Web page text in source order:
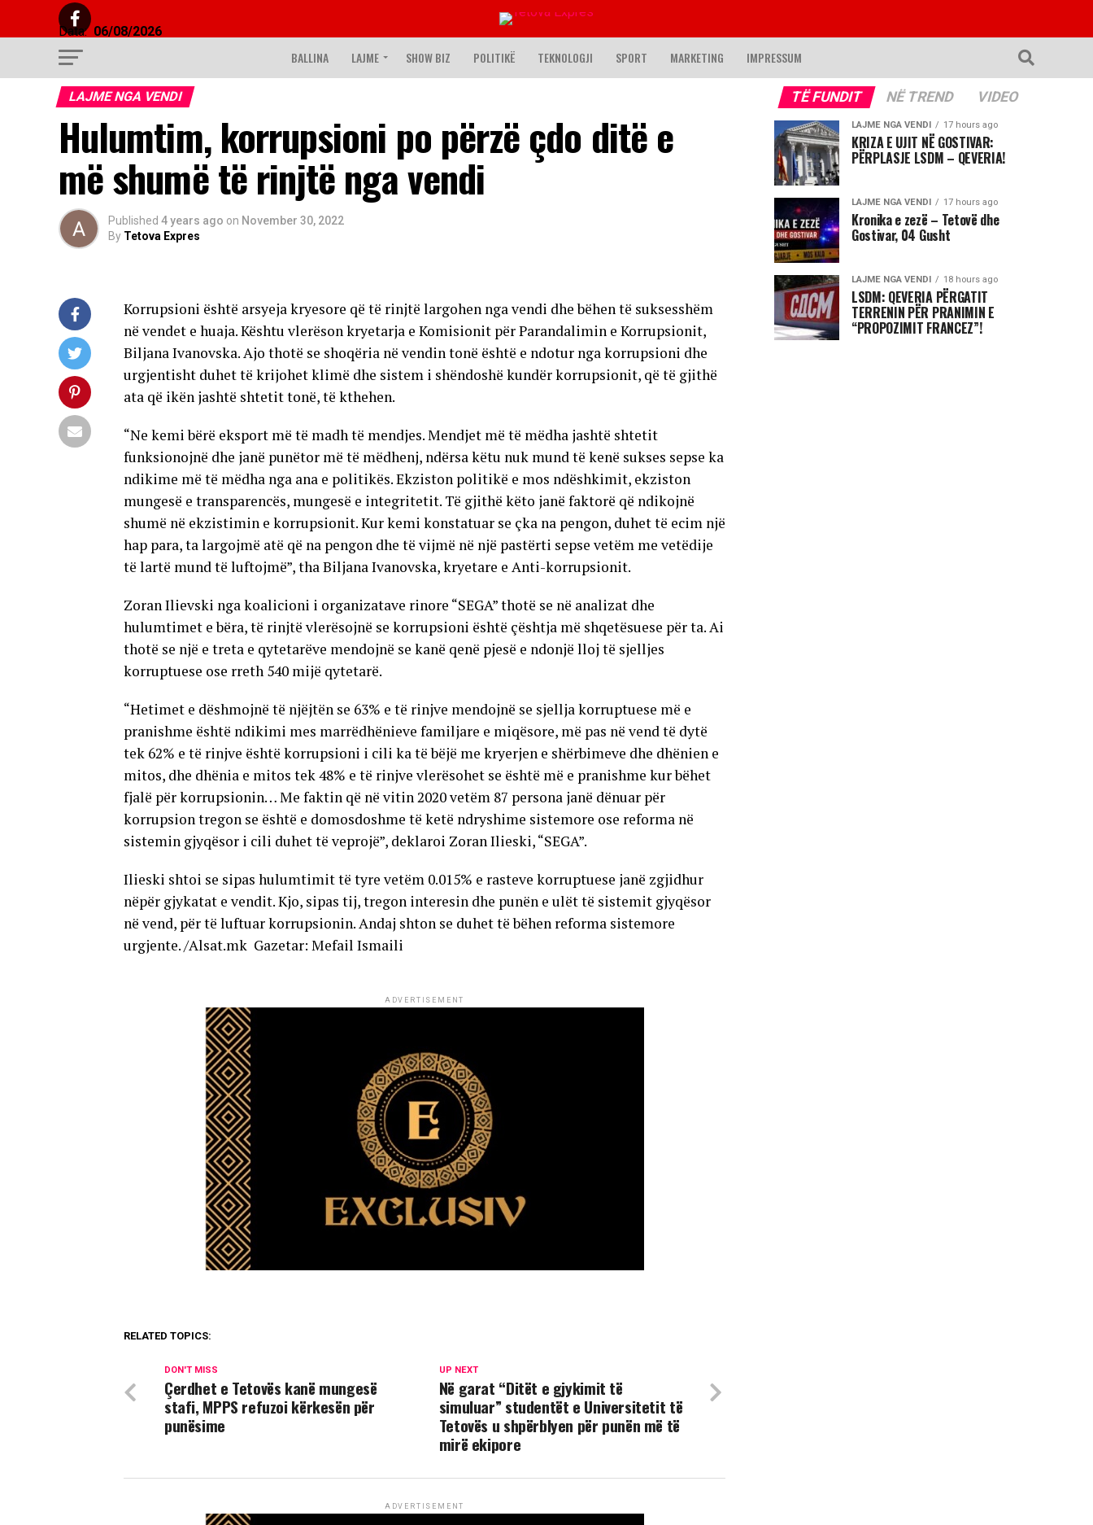
Data: 06/08/2026
BALLINA LAJME SHOW BIZ POLITIKË TEKNOLOGJI SPORT MARKETING IMPRESSUM
LAJME NGA VENDI
Hulumtim, korrupsioni po përzë çdo ditë e
më shumë të rinjtë nga vendi
Published 4 years ago on November 30, 2022
By Tetova Expres
Korrupsioni është arsyeja kryesore që të rinjtë largohen nga vendi dhe bëhen të suksesshëm
në vendet e huaja. Kështu vlerëson kryetarja e Komisionit për Parandalimin e Korrupsionit,
Biljana Ivanovska. Ajo thotë se shoqëria në vendin tonë është e ndotur nga korrupsioni dhe
urgjentisht duhet të krijohet klimë dhe sistem i shëndoshë kundër korrupsionit, që të gjithë
ata që ikën jashtë shtetit tonë, të kthehen.
“Ne kemi bërë eksport më të madh të mendjes. Mendjet më të mëdha jashtë shtetit
funksionojnë dhe janë punëtor më të mëdhenj, ndërsa këtu nuk mund të kenë sukses sepse ka
ndikime më të mëdha nga ana e politikës. Ekziston politikë e mos ndëshkimit, ekziston
mungesë e transparencës, mungesë e integritetit. Të gjithë këto janë faktorë që ndikojnë
shumë në ekzistimin e korrupsionit. Kur kemi konstatuar se çka na pengon, duhet të ecim një
hap para, ta largojmë atë që na pengon dhe të vijmë në një pastërti sepse vetëm me vetëdije
të lartë mund të luftojmë”, tha Biljana Ivanovska, kryetare e Anti-korrupsionit.
Zoran Ilievski nga koalicioni i organizatave rinore “SEGA” thotë se në analizat dhe
hulumtimet e bëra, të rinjtë vlerësojnë se korrupsioni është çështja më shqetësuese për ta. Ai
thotë se një e treta e qytetarëve mendojnë se kanë qenë pjesë e ndonjë lloj të sjelljes
korruptuese ose rreth 540 mijë qytetarë.
“Hetimet e dëshmojnë të njëjtën se 63% e të rinjve mendojnë se sjellja korruptuese më e
pranishme është ndikimi mes marrëdhënieve familjare e miqësore, më pas në vend të dytë
tek 62% e të rinjve është korrupsioni i cili ka të bëjë me kryerjen e shërbimeve dhe dhënien e
mitos, dhe dhënia e mitos tek 48% e të rinjve vlerësohet se është më e pranishme kur bëhet
fjalë për korrupsionin… Me faktin që në vitin 2020 vetëm 87 persona janë dënuar për
korrupsion tregon se është e domosdoshme të ketë ndryshime sistemore ose reforma në
sistemin gjyqësor i cili duhet të veprojë”, deklaroi Zoran Ilieski, “SEGA”.
Ilieski shtoi se sipas hulumtimit të tyre vetëm 0.015% e rasteve korruptuese janë zgjidhur
nëpër gjykatat e vendit. Kjo, sipas tij, tregon interesin dhe punën e ulët të sistemit gjyqësor
në vend, për të luftuar korrupsionin. Andaj shton se duhet të bëhen reforma sistemore
urgjente. /Alsat.mk Gazetar: Mefail Ismaili
ADVERTISEMENT
RELATED TOPICS:
UP NEXT
Në garat “Ditët e gjykimit të
simuluar” studentët e Universitetit të
Tetovës u shpërblyen për punën më të
mirë ekipore
DON'T MISS
Çerdhet e Tetovës kanë mungesë
stafi, MPPS refuzoi kërkesën për
punësime
ADVERTISEMENT
TË FUNDIT NË TREND VIDEO
LAJME NGA VENDI 17 hours ago
KRIZA E UJIT NË GOSTIVAR:
PËRPLASJE LSDM – QEVERIA!
LAJME NGA VENDI 17 hours ago
Kronika e zezë – Tetovë dhe
Gostivar, 04 Gusht
LAJME NGA VENDI 18 hours ago
LSDM: QEVERIA PËRGATIT
TERRENIN PËR PRANIMIN E
“PROPOZIMIT FRANCEZ”!